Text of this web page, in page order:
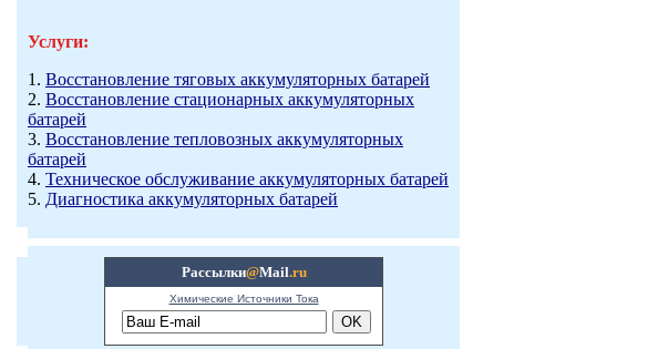
Услуги:
1. Восстановление тяговых аккумуляторных батарей
2. Восстановление стационарных аккумуляторных
батарей
3. Восстановление тепловозных аккумуляторных
батарей
4. Техническое обслуживание аккумуляторных батарей
5. Диагностика аккумуляторных батарей
Рассылки@Mail.ru
Химические Источники Тока